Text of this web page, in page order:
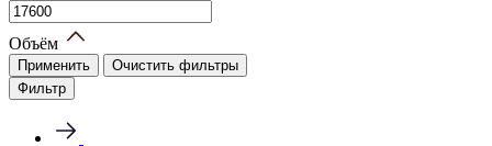
Объём
Применить
Очистить фильтры
Фильтр